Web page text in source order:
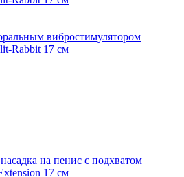
вибростимулятором
Rabbit 17 см